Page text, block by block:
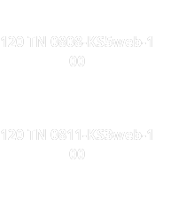
120 TN 0808-KS5web-1
00
120 TN 0811-KS3web-1
00